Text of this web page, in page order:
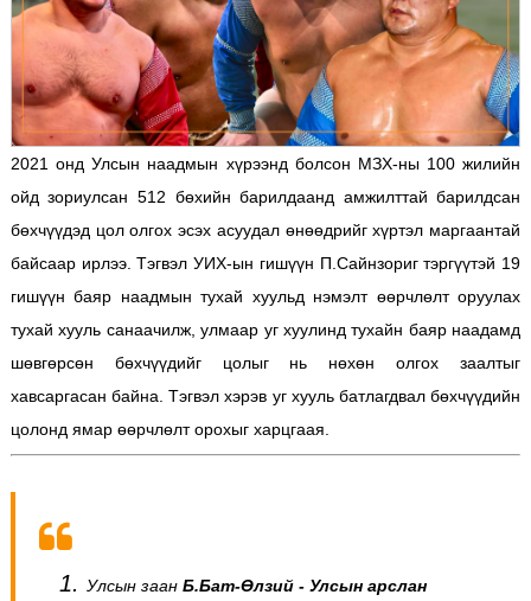
2021 онд Улсын наадмын хүрээнд болсон МЗХ-ны 100 жилийн
ойд зориулсан 512 бөхийн барилдаанд амжилттай барилдсан
бөхчүүдэд цол олгох эсэх асуудал өнөөдрийг хүртэл маргаантай
байсаар ирлээ. Тэгвэл УИХ-ын гишүүн П.Сайнзориг тэргүүтэй 19
гишүүн баяр наадмын тухай хуульд нэмэлт өөрчлөлт оруулах
тухай хууль санаачилж, улмаар уг хуулинд тухайн баяр наадамд
шөвгөрсөн бөхчүүдийг цолыг нь нөхөн олгох заалтыг
хавсаргасан байна. Тэгвэл хэрэв уг хууль батлагдвал бөхчүүдийн
цолонд ямар өөрчлөлт орохыг харцгаая.
Улсын заан Б.Бат-Өлзий - Улсын арслан